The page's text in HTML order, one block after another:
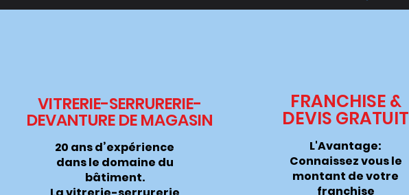
VITRERIE-SERRURERIE-
DEVANTURE DE MAGASIN
20 ans d’expérience
dans le domaine du
bâtiment.
FRANCHISE &
DEVIS GRATUIT
L'Avantage:
Connaissez vous le
montant de votre
franchise